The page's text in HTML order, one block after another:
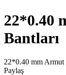
22*0.40
Bantları
22*0.40 mm Armut
Paylaş